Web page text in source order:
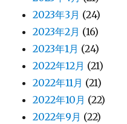
2023年3月 (24)
2023年2月 (16)
2023年1月 (24)
2022年12月 (21)
2022年11月 (21)
2022年10月 (22)
2022年9月 (22)